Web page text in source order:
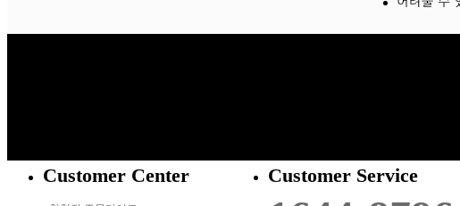
Customer Center Customer Service